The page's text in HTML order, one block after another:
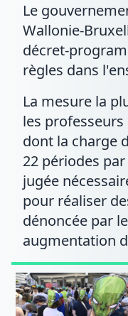
Le
Wallonie-
décret-
règles dans
La mesure la
les
dont la charge
22 périodes
jugée
pour réaliser
dénoncée par
augmentation